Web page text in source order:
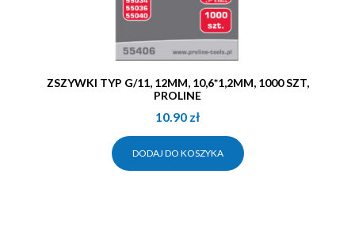
ZSZYWKI TYP G/11, 12MM, 10,6*1,2MM, 1000 SZT,
PROLINE
10.90 zł
DODAJ DO KOSZYKA